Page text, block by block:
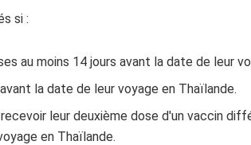
si :
au moins 14 jours avant la date de leur
la date de leur voyage en Thaïlande.
leur deuxième dose d'un vaccin
en Thaïlande.